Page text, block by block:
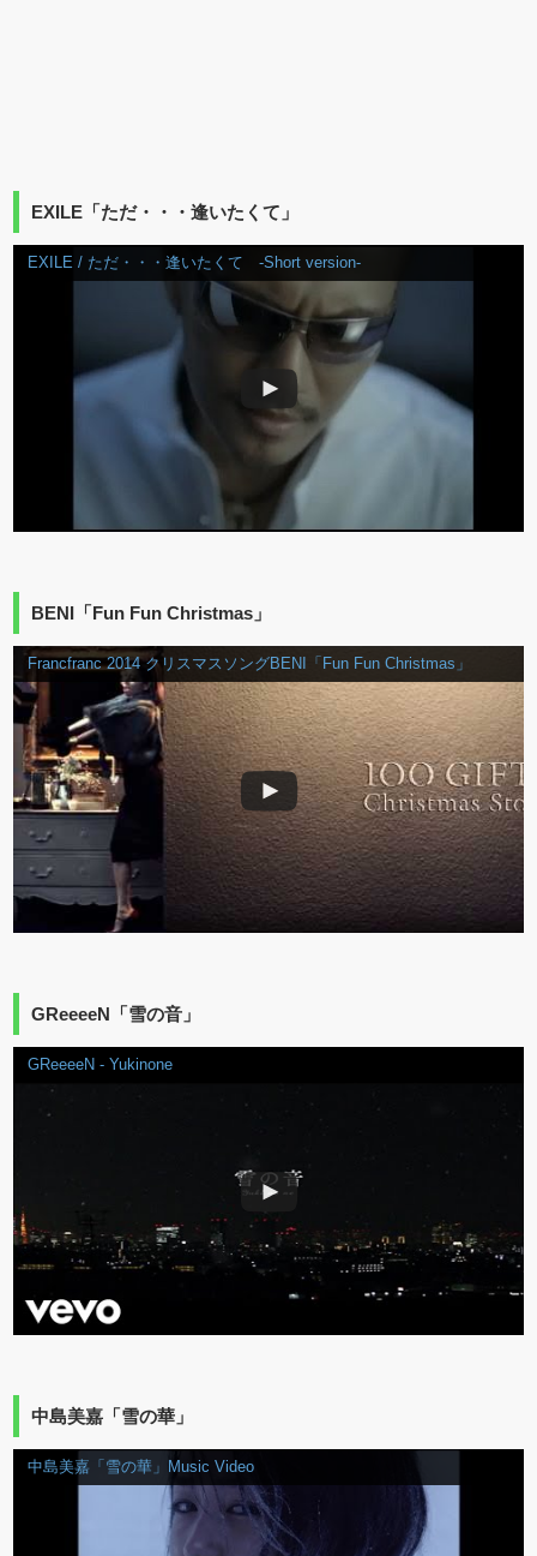
EXILE「ただ・・・逢いたくて」
EXILE / ただ・・・逢いたくて -Short version-
BENI「Fun Fun Christmas」
Francfranc 2014 クリスマスソングBENI「Fun Fun Christmas」
GReeeeN「雪の音」
GReeeeN - Yukinone
中島美嘉「雪の華」
中島美嘉「雪の華」Music Video